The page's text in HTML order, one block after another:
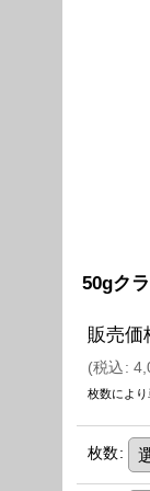
50gク
販売価
(税込:
枚数により
枚数: